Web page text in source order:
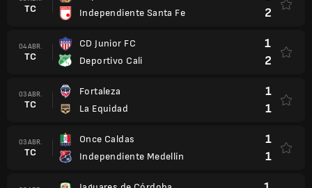
TC
Independiente Santa Fe
2
04 ABR.
TC
CD Junior FC
Deportivo Cali
1
2
03 ABR.
TC
Fortaleza
La Equidad
1
1
03 ABR.
TC
Once Caldas
Independiente Medellín
1
1